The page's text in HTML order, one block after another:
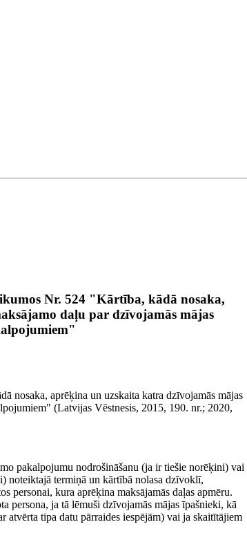
Nr. 524 "Kārtība, kādā nosaka,
daļu par dzīvojamās mājas
nosaka, aprēķina un uzskaita katra dzīvojamās mājas
(Latvijas Vēstnesis, 2015, 190. nr.; 2020,
pakalpojumu nodrošināšanu (ja ir tiešie norēķini) vai
noteiktajā termiņā un kārtībā nolasa dzīvoklī,
personai, kura aprēķina maksājamās daļas apmēru.
persona, ja tā lēmuši dzīvojamās mājas īpašnieki, kā
atvērta tipa datu pārraides iespējām) vai ja skaitītājiem